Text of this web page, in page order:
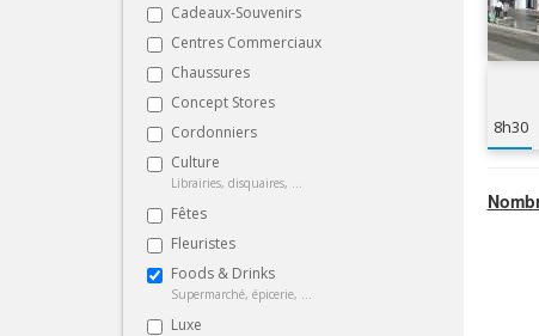
Cadeaux-Souvenirs
Centres Commerciaux
Chaussures
Concept Stores
Cordonniers
Culture
Librairies, disquaires, ...
Fêtes
Fleuristes
Foods & Drinks
Supermarché, épicerie, ...
Luxe
8h30